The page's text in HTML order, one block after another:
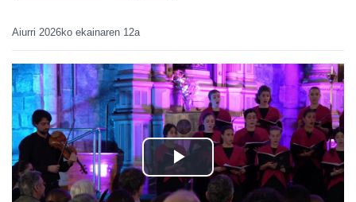
Aiurri 2026ko ekainaren 12a